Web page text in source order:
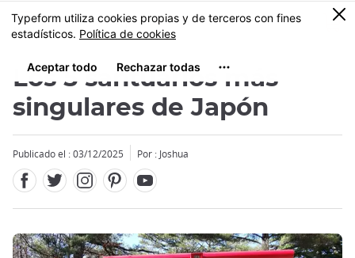
Tamaño
MENU
0
Los 5 santuarios más
singulares de Japón
Publicado el : 03/12/2025 Por : Joshua
Close